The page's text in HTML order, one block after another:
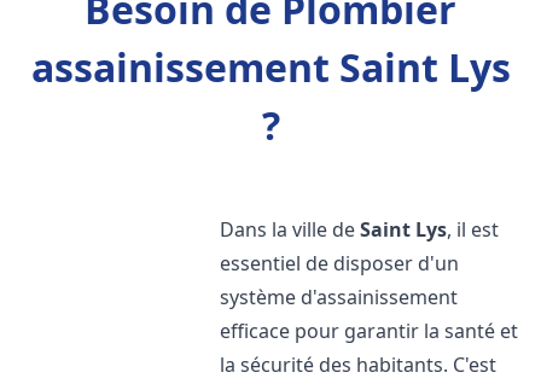
assainissement Saint Lys
?
Dans la ville deSaint Lys, il est
essentiel de disposer d'un
système d'assainissement
efficace pour garantir la santé et
la sécurité des habitants. C'est